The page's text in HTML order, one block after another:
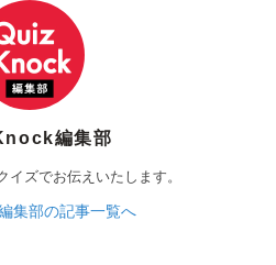
編集部
ズでお伝えいたします。
集部の記事一覧へ